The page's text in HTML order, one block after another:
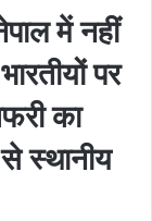
में नहीं
पर
का
स्थानीय